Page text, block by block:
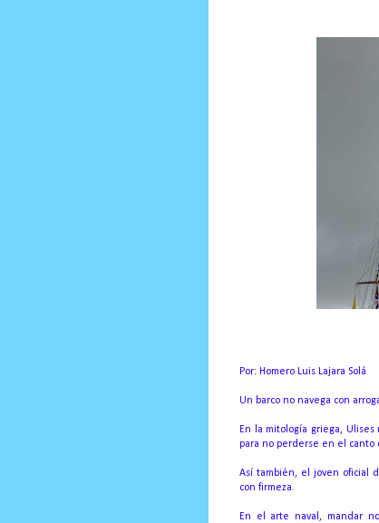
Por: Homero Luis Lajara Solá
Un barco no navega con
En la mitología griega,
para no perderse en el canto
Así también, el joven oficial
con firmeza.
En el arte naval, mandar